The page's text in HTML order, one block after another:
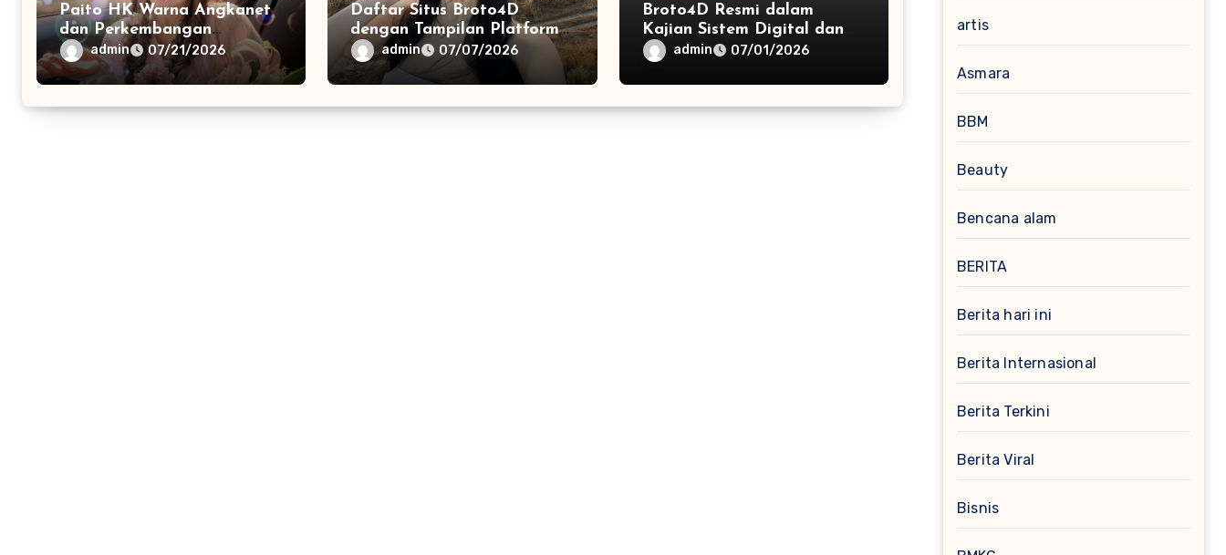
Paito HK Warna Angkanet
dan Perkembangan
Penyajian Data Digital
yang Lebih Mudah
Dianalisis
admin 07/21/2026
Daftar Situs Broto4D
dengan Tampilan Platform
yang Sederhana dan
Nyaman
admin 07/07/2026
Broto4D Resmi dalam
Kajian Sistem Digital dan
Penyajian Informasi Angka
yang Modern
admin 07/01/2026
artis
Asmara
BBM
Beauty
Bencana alam
BERITA
Berita hari ini
Berita Internasional
Berita Terkini
Berita Viral
Bisnis